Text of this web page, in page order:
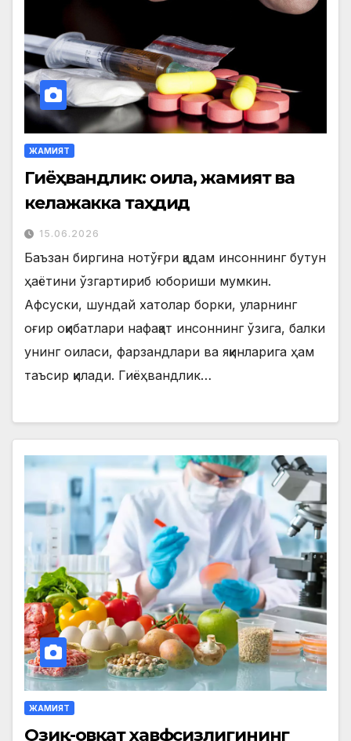
ЖАМИЯТ
Гиёҳвандлик: оила, жамият ва
келажакка таҳдид
15.06.2026
Баъзан биргина нотўғри қадам инсоннинг бутун
ҳаётини ўзгартириб юбориши мумкин.
Афсуски, шундай хатолар борки, уларнинг
оғир оқибатлари нафақат инсоннинг ўзига, балки
унинг оиласи, фарзандлари ва яқинларига ҳам
таъсир қилади. Гиёҳвандлик…
ЖАМИЯТ
Озиқ-овқат хавфсизлигининг